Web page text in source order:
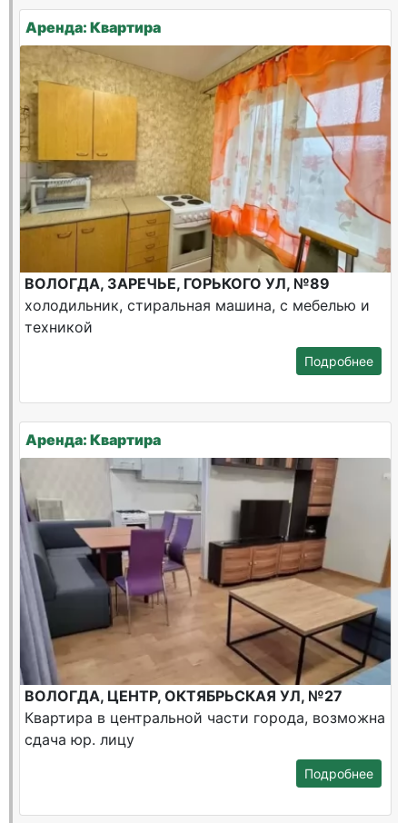
Аренда: Квартира
ВОЛОГДА, ЗАРЕЧЬЕ, ГОРЬКОГО УЛ, №89
холодильник, стиральная машина, с мебелью и
техникой
Подробнее
Аренда: Квартира
ВОЛОГДА, ЦЕНТР, ОКТЯБРЬСКАЯ УЛ, №27
Квартира в центральной части города, возможна
сдача юр. лицу
Подробнее